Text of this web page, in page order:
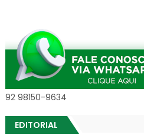
92 98150-9634
EDITORIAL